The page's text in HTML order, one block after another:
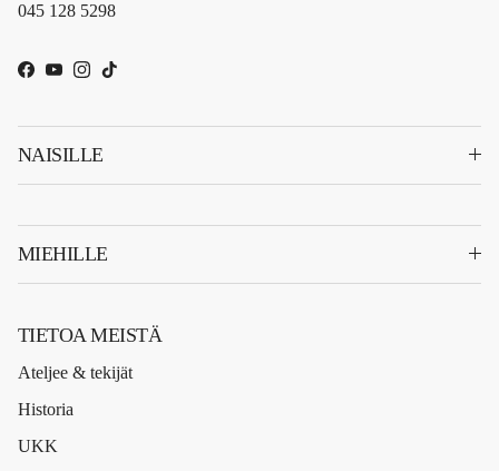
045 128 5298
Facebook
YouTube
Instagram
TikTok
NAISILLE
MIEHILLE
TIETOA MEISTÄ
Ateljee & tekijät
Historia
UKK